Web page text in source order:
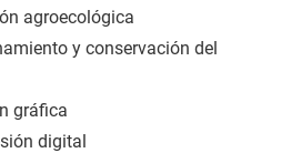
agroecológica
y conservación del
gráfica
digital